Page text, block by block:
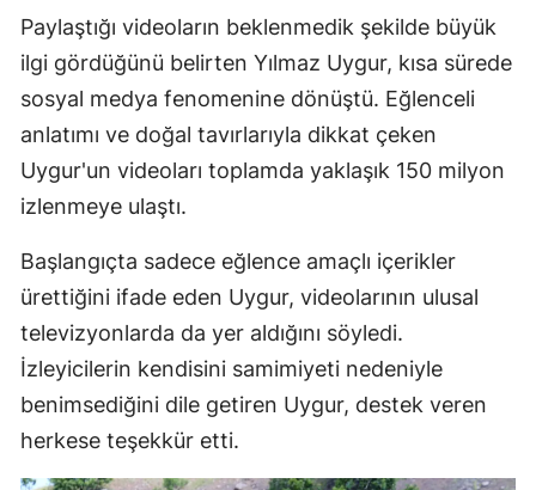
Paylaştığı videoların beklenmedik şekilde büyük
ilgi gördüğünü belirten Yılmaz Uygur, kısa sürede
sosyal medya fenomenine dönüştü. Eğlenceli
anlatımı ve doğal tavırlarıyla dikkat çeken
Uygur'un videoları toplamda yaklaşık 150 milyon
izlenmeye ulaştı.
Başlangıçta sadece eğlence amaçlı içerikler
ürettiğini ifade eden Uygur, videolarının ulusal
televizyonlarda da yer aldığını söyledi.
İzleyicilerin kendisini samimiyeti nedeniyle
benimsediğini dile getiren Uygur, destek veren
herkese teşekkür etti.